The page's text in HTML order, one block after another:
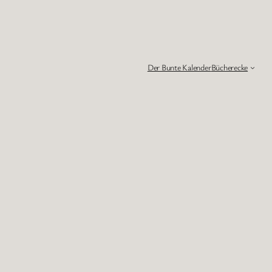
Der Bunte KalenderBücherecke